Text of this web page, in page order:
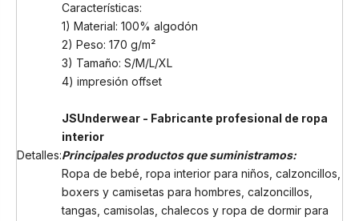
Detalles:
Características:
1) Material: 100% algodón
2) Peso: 170 g/m²
3) Tamaño: S/M/L/XL
4) impresión offset
JSUnderwear - Fabricante profesional de ropa
interior
Principales productos que suministramos:
Ropa de bebé, ropa interior para niños, calzoncillos,
boxers y camisetas para hombres, calzoncillos,
tangas, camisolas, chalecos y ropa de dormir para